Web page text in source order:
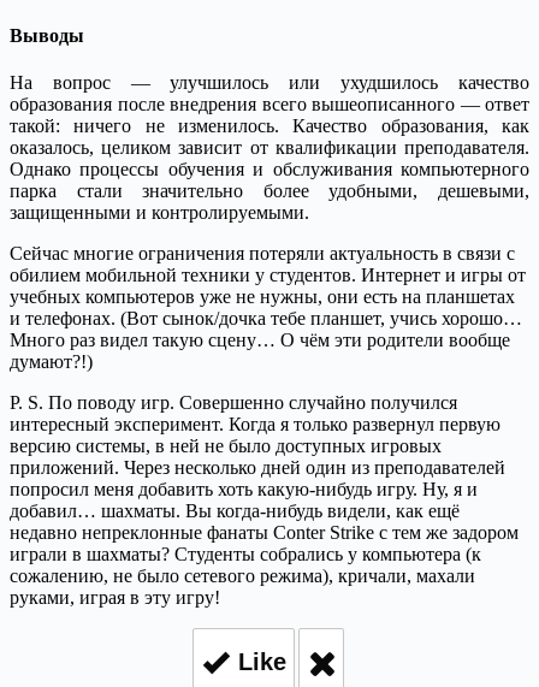
Выводы
На вопрос — улучшилось или ухудшилось качество
образования после внедрения всего вышеописанного — ответ
такой: ничего не изменилось. Качество образования, как
оказалось, целиком зависит от квалификации преподавателя.
Однако процессы обучения и обслуживания компьютерного
парка стали значительно более удобными, дешевыми,
защищенными и контролируемыми.
Сейчас многие ограничения потеряли актуальность в связи с
обилием мобильной техники у студентов. Интернет и игры от
учебных компьютеров уже не нужны, они есть на планшетах
и телефонах. (Вот сынок/дочка тебе планшет, учись хорошо…
Много раз видел такую сцену… О чём эти родители вообще
думают?!)
P. S. По поводу игр. Совершенно случайно получился
интересный эксперимент. Когда я только развернул первую
версию системы, в ней не было доступных игровых
приложений. Через несколько дней один из преподавателей
попросил меня добавить хоть какую-нибудь игру. Ну, я и
добавил… шахматы. Вы когда-нибудь видели, как ещё
недавно непреклонные фанаты Conter Strike c тем же задором
играли в шахматы? Студенты собрались у компьютера (к
сожалению, не было сетевого режима), кричали, махали
руками, играя в эту игру!
Like